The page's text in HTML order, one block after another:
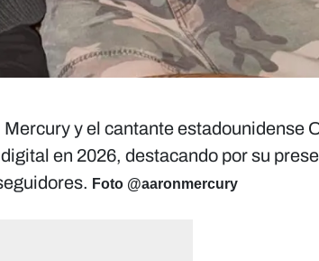
y el cantante estadounidense
en 2026, destacando por su
Foto @aaronmercury